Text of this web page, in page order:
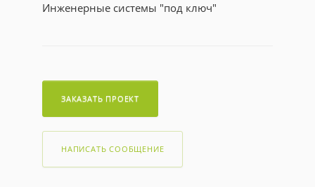
Инженерные системы "под ключ"
ЗАКАЗАТЬ ПРОЕКТ
НАПИСАТЬ СООБЩЕНИЕ